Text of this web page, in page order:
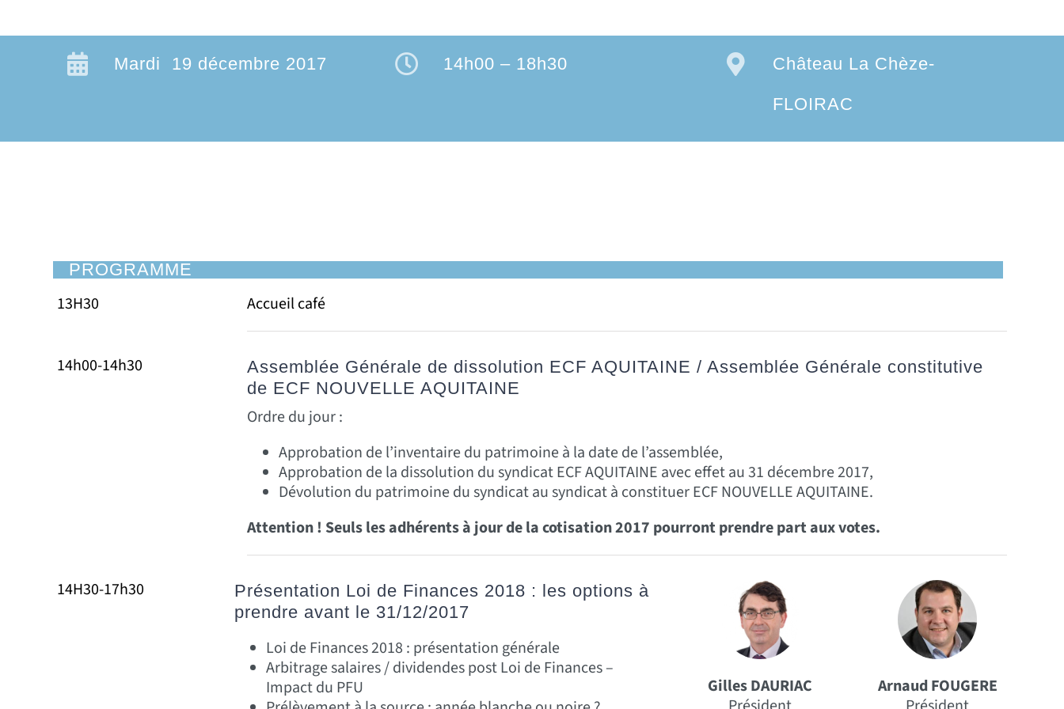
Mardi 19 décembre 2017 14h00 – 18h30 Château La Chèze-
FLOIRAC
PROGRAMME
13H30 Accueil café
14h00-14h30
Assemblée Générale de dissolution ECF AQUITAINE / Assemblée Générale constitutive
de ECF NOUVELLE AQUITAINE
Ordre du jour :
Approbation de l’inventaire du patrimoine à la date de l’assemblée,
Approbation de la dissolution du syndicat ECF AQUITAINE avec effet au 31 décembre 2017,
Dévolution du patrimoine du syndicat au syndicat à constituer ECF NOUVELLE AQUITAINE.
Attention ! Seuls les adhérents à jour de la cotisation 2017 pourront prendre part aux votes.
14H30-17h30
Présentation Loi de Finances 2018 : les options à
prendre avant le 31/12/2017
Loi de Finances 2018 : présentation générale
Arbitrage salaires / dividendes post Loi de Finances –
Impact du PFU
Gilles DAURIAC
Arnaud FOUGERE